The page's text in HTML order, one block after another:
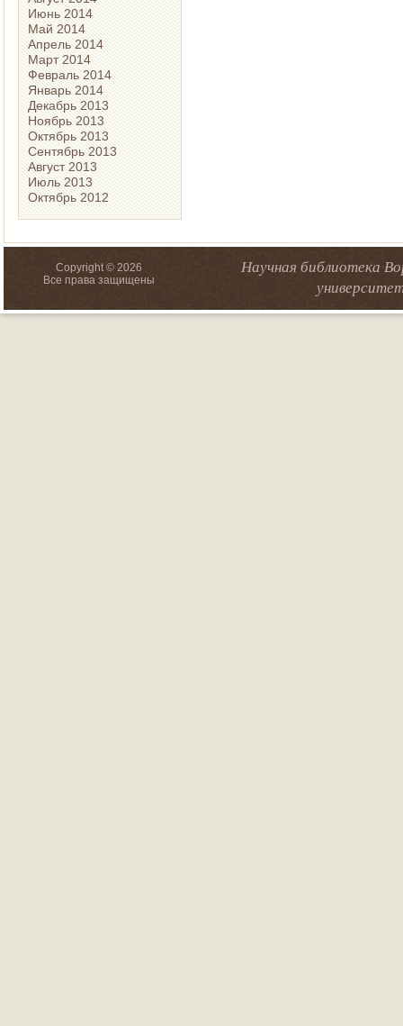
Июнь 2014
Май 2014
Апрель 2014
Март 2014
Февраль 2014
Январь 2014
Декабрь 2013
Ноябрь 2013
Октябрь 2013
Сентябрь 2013
Август 2013
Июль 2013
Октябрь 2012
Copyright © 2026
Все права защищены
Научная библиотека